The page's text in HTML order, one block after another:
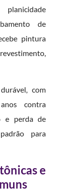
de
pintura
com
contra
e perda de
para
e